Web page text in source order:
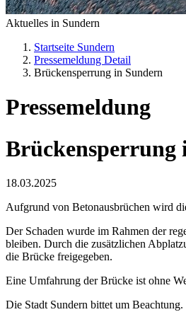
Aktuelles in Sundern
Startseite Sundern
Pressemeldung Detail
Brückensperrung in Sundern
Pressemeldung
Brückensperrung
18.03.2025
Aufgrund von Betonausbrüchen wird
Der Schaden wurde im Rahmen der
bleiben. Durch die zusätzlichen
die Brücke freigegeben.
Eine Umfahrung der Brücke ist ohne
Die Stadt Sundern bittet um Beachtung.